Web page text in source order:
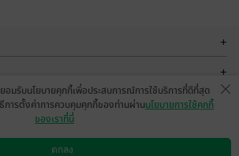
+
+
อมรับนโยบายคุกกี้เพื่อประสบการณ์การใช้บริการที่ดีที่สุด
การตั้งค่าการควบคุมคุกกี้ของท่านผ่านนโยบายการใช้คุกกี้
ของเราที่นี่
ตกลง